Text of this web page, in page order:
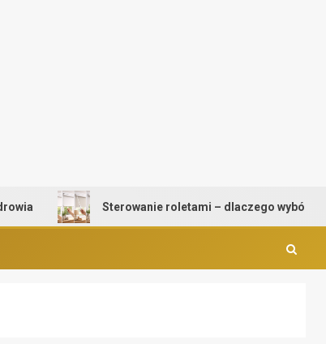
Sterowanie roletami – dlaczego wybór